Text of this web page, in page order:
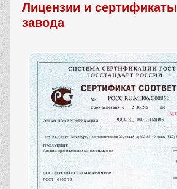
Лицензии и сертификаты
завода